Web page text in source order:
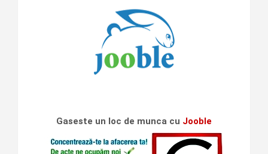
Gaseste un loc de munca cu Jooble